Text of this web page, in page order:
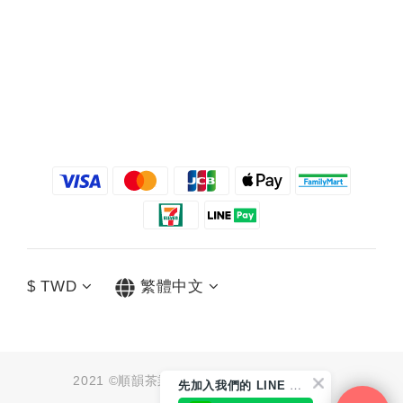
$ TWD 繁體中文
2021 ©順韻茶業有限公司 統編：91062790
先
加入我們的 LINE 好友